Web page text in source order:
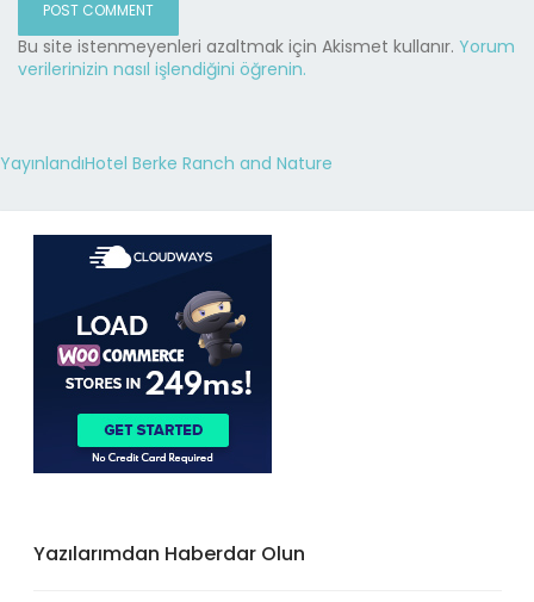
Bu site istenmeyenleri azaltmak için Akismet kullanır. Yorum
verilerinizin nasıl işlendiğini öğrenin.
YayınlandıHotel Berke Ranch and Nature
Yazılarımdan Haberdar Olun